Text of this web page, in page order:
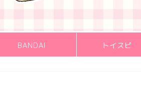
BANDAI トイスピ